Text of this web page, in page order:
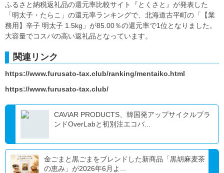
ふるさと納税返礼品の還元率比較サイト『とくさと』が発表した
「明太子・たらこ」の還元率ランキングで、北海道古平町の「【業
務用】辛子 明太子 1.5kg」が85.00％の還元率で1位となりました。
大容量でコスパの高い返礼品となっています。
関連リンク
https://www.furusato-tax.club/ranking/mentaiko.html
https://www.furusato-tax.club/
CAViAR PRODUCTS、韓国発アップサイクルブラ
ンドOverLabと初別注エコバ...
金ごまと黒ごまをブレンドした新商品「黒胡麻麦茶
の恵み」が2026年6月よ...